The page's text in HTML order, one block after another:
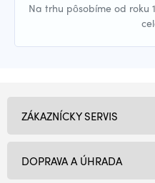
Na trhu pôsobíme od roku
ZÁKAZNÍCKY SERVIS
DOPRAVA A ÚHRADA